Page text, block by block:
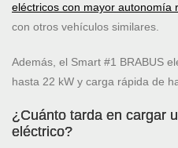
eléctricos con mayor autonomía
con otros vehículos similares.
Además, el Smart #1 BRABUS
hasta 22 kW y carga rápida de
¿Cuánto tarda en cargar
eléctrico?